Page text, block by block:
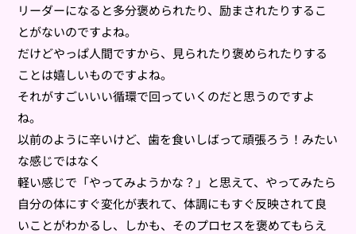
リーダーになると多分褒められたり、励まされたりするこ
とがないのですよね。
だけどやっぱ人間ですから、見られたり褒められたりする
ことは嬉しいものですよね。
それがすごいいい循環で回っていくのだと思うのですよ
ね。
以前のように辛いけど、歯を食いしばって頑張ろう！みたい
な感じではなく
軽い感じで「やってみようかな？」と思えて、やってみたら
自分の体にすぐ変化が表れて、体調にもすぐ反映されて良
いことがわかるし、しかも、そのプロセスを褒めてもらえ